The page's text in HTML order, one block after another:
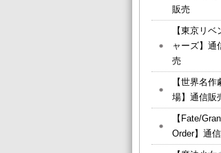
販売
【東京リベ
ャーズ】通
売
【世界名作
場】通信販
【Fate/
Order】通